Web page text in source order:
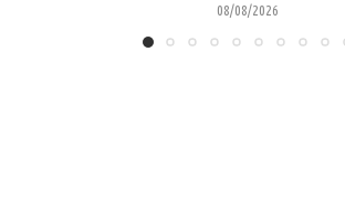
08/08/2026